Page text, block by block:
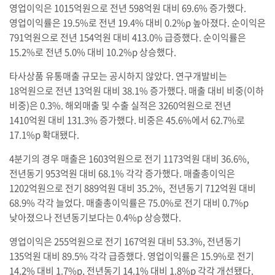
영업이익은 1015억원으로 전년 598억원 대비 69.6% 증가했다.
영업이익률은 19.5%로 전년 19.4% 대비 0.2%p 높아졌다. 순이익은
791억원으로 전년 154억원 대비 413.0% 급증했다. 순이익률은
15.2%로 전년 5.0% 대비 10.2%p 상승했다.
타사상품 유통매출 규모는 공시하지 않았다. 연구개발비는
18억원으로 전년 13억원 대비 38.1% 증가했다. 매출 대비 비중(이하
비중)은 0.3%. 해외매출 및 수출 실적은 3260억원으로 전년
1410억원 대비 131.3% 증가했다. 비중은 45.6%에서 62.7%로
17.1%p 확대됐다.
4분기의 경우 매출은 1603억원으로 전기 1173억원 대비 36.6%,
전년동기 953억원 대비 68.1% 각각 증가했다. 매출총이익은
1202억원으로 전기 889억원 대비 35.2%, 전년동기 712억원 대비
68.9% 각각 늘었다. 매출총이익률은 75.0%로 전기 대비 0.7%p
낮아졌으나 전년동기보다는 0.4%p 상승했다.
영업이익은 255억원으로 전기 167억원 대비 53.3%, 전년동기
135억원 대비 89.5% 각각 급증했다. 영업이익률은 15.9%로 전기
14.2% 대비 1.7%p, 전년동기 14.1% 대비 1.8%p 각각 개선됐다.